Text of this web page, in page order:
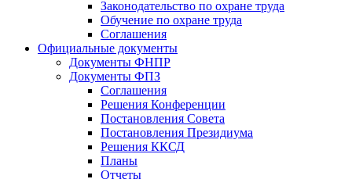
Законодательство по охране труда
Обучение по охране труда
Соглашения
Официальные документы
Документы ФНПР
Документы ФПЗ
Соглашения
Решения Конференции
Постановления Совета
Постановления Президиума
Решения ККСД
Планы
Отчеты